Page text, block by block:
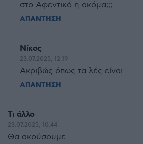
στο Αφεντικό η ακόμα;;;
ΑΠΑΝΤΗΣΗ
Νίκος
23.07.2025, 12:19
Ακριβώς όπως τα λές είναι.
ΑΠΑΝΤΗΣΗ
Τι άλλο
23.07.2025, 10:44
Θα ακούσουμε....